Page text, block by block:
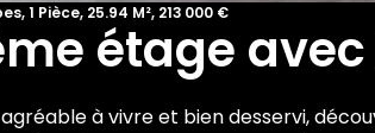
1 Pièce, 25.94 M², 213 000 €
étage
à vivre et bien desservi,